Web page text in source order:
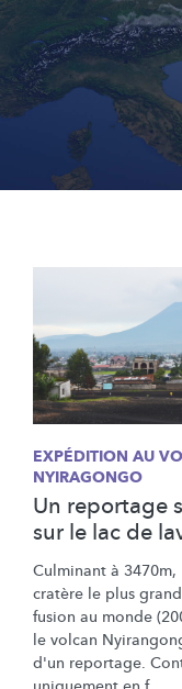
EXPÉDITION AU
NYIRAGONGO
Un reportage
sur le lac de
Culminant à
cratère le plus
fusion au monde
le volcan
d'un reportage.